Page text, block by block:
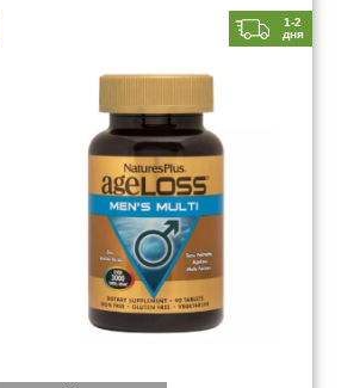
1-2
дня